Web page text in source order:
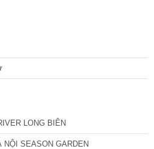
LONG BIÊN
NỘI SEASON GARDEN